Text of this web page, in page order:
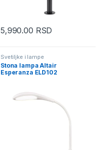
5,990.00 RSD
Svetiljke i lampe
Stona lampa Altair
Esperanza ELD102